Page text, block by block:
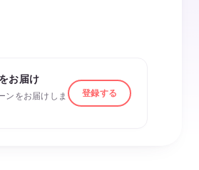
お届け
ンをお届けしま
登録する